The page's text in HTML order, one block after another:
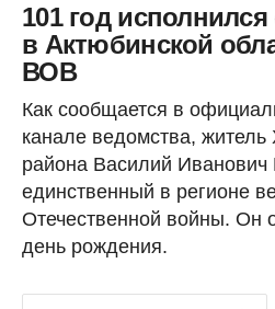
101 год
в Актюбинской
ВОВ
Как сообщается в
канале ведомства, житель
района Василий Иванович
единственный в регионе
Отечественной войны. Он
день рождения.